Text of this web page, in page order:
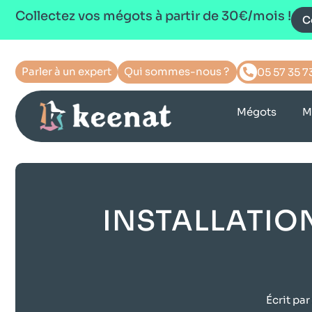
Collectez vos mégots à partir de 30€/mois !
Parler à un expert Qui sommes-nous ? 05 57 35
Mégots
Écrit par